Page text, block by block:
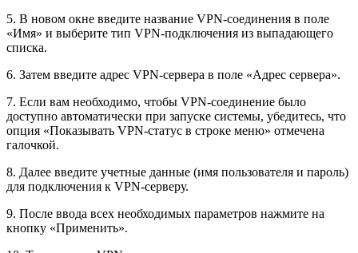
5. В новом окне введите название VPN-соединения в поле
«Имя» и выберите тип VPN-подключения из выпадающего
списка.
6. Затем введите адрес VPN-сервера в поле «Адрес сервера».
7. Если вам необходимо, чтобы VPN-соединение было
доступно автоматически при запуске системы, убедитесь, что
опция «Показывать VPN-статус в строке меню» отмечена
галочкой.
8. Далее введите учетные данные (имя пользователя и пароль)
для подключения к VPN-серверу.
9. После ввода всех необходимых параметров нажмите на
кнопку «Применить».